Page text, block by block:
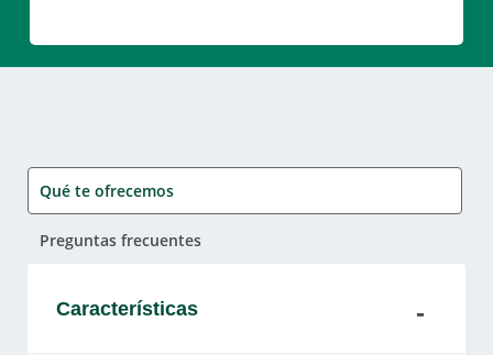
Qué te ofrecemos
Preguntas frecuentes
Características